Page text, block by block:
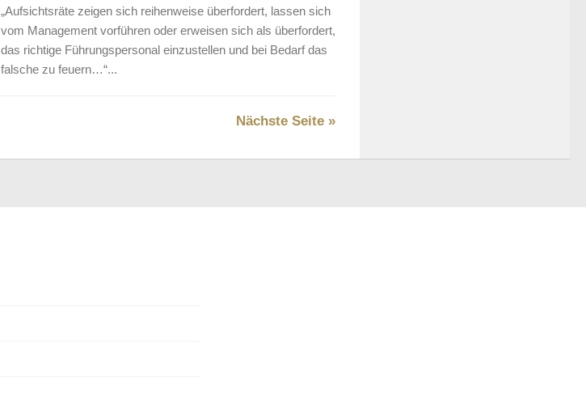
„Aufsichtsräte zeigen sich reihenweise überfordert, lassen sich
vom Management vorführen oder erweisen sich als überfordert,
das richtige Führungspersonal einzustellen und bei Bedarf das
falsche zu feuern…“...
Nächste Seite »